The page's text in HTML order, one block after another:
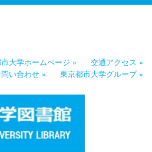
大学ホームページ »
交通アクセス »
い合わせ »
東京都市大学グループ »